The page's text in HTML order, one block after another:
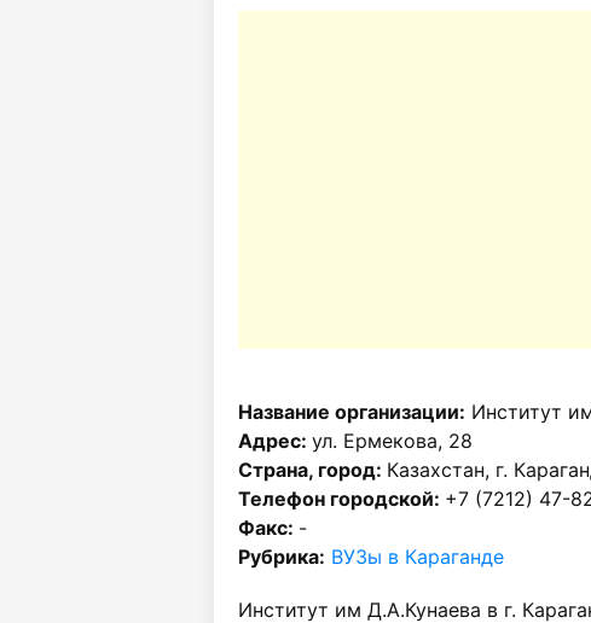
Название организации: Институт
Адрес: ул. Ермекова, 28
Страна, город: Казахстан, г.
Телефон городской: +7 (7212) 47-
Факс: -
Рубрика: ВУЗы в Караганде
Институт им Д.А.Кунаева в г.